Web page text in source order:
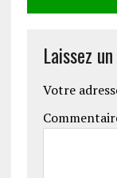
Laissez
Votre